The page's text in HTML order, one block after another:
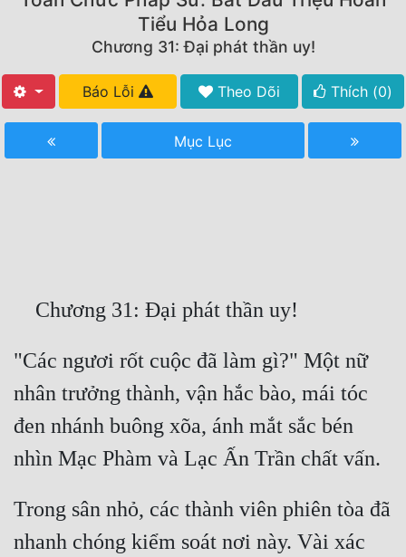
Truyện Mới Ra
Hoàn Thành
Truyện Nhập Môn
Truyện ngắn
Xa Lộ Dịch
Cung Đấu
Tiểu Hỏa Long
Chương 31: Đại phát thần uy!
Báo Lỗi Theo Dõi Thích (0)
Mục Lục
"Các ngươi rốt cuộc đã làm gì?" Một nữ
nhân trưởng thành, vận hắc bào, mái tóc
đen nhánh buông xõa, ánh mắt sắc bén
Trong sân nhỏ, các thành viên phiên tòa đã
nhanh chóng kiểm soát nơi này. Vài xác